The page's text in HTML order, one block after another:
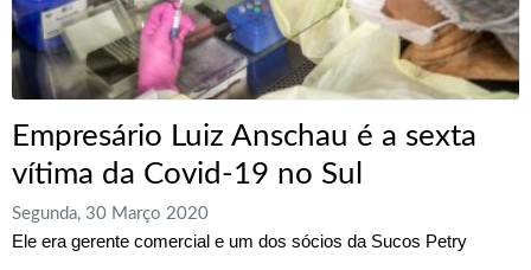
Empresário Luiz Anschau é a sexta
vítima da Covid-19 no Sul
Segunda, 30 Março 2020
Ele era gerente comercial e um dos sócios da Sucos Petry